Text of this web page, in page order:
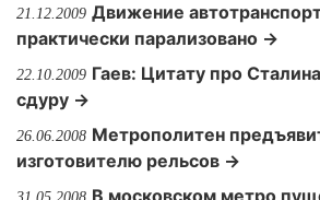
21.12.2009 Движение
практически парализовано →
22.10.2009 Гаев: Цитату про
сдуру →
26.06.2008 Метрополитен
изготовителю рельсов →
В московском метро